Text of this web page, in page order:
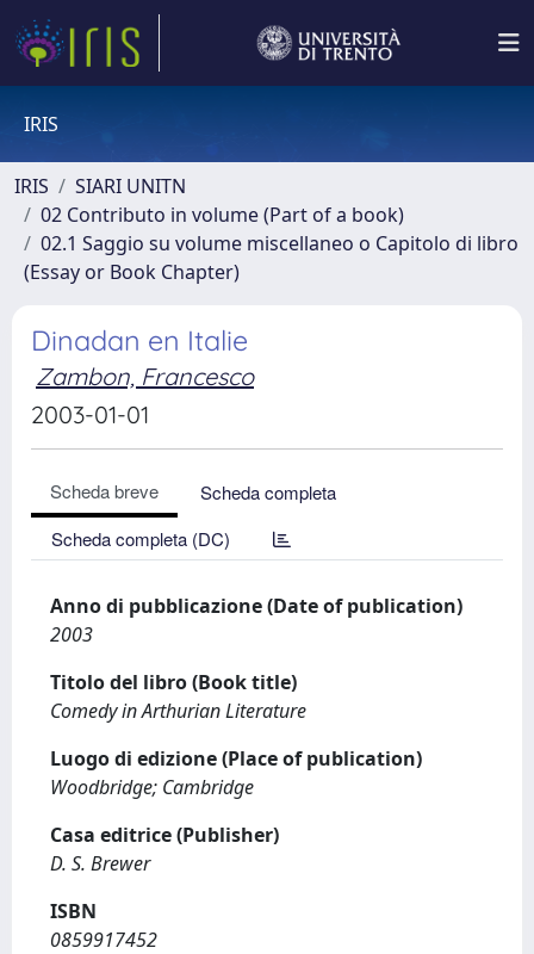
IRIS
IRIS
SIARI UNITN
02 Contributo in volume (Part of a book)
02.1 Saggio su volume miscellaneo o Capitolo di libro
(Essay or Book Chapter)
Dinadan en Italie
Zambon, Francesco
2003-01-01
Scheda breve
Scheda completa
Scheda completa (DC)
Anno di pubblicazione (Date of publication)
2003
Titolo del libro (Book title)
Comedy in Arthurian Literature
Luogo di edizione (Place of publication)
Woodbridge; Cambridge
Casa editrice (Publisher)
D. S. Brewer
ISBN
0859917452